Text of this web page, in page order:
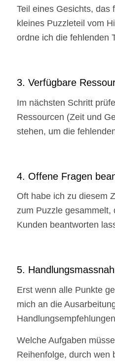
Teil eines Gesichts, das
kleines Puzzleteil vom
ordne ich die fehlenden
3. Verfügbare
Im nächsten Schritt
Ressourcen (Zeit und
stehen, um die
4. Offene Fragen
Oft habe ich zu diesem
zum Puzzle gesammelt,
Kunden beantworten
5.
Erst wenn alle Punkte
mich an die
Welche Aufgaben
Reihenfolge, durch wen